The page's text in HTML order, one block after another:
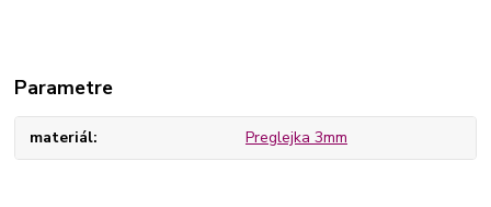
Parametre
materiál Preglejka 3mm